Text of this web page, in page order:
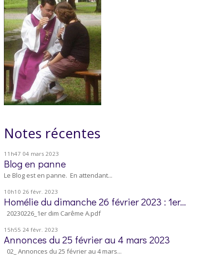
Notes récentes
11h47 04 mars 2023
Blog en panne
Le Blog est en panne. En attendant...
10h10 26 févr. 2023
Homélie du dimanche 26 février 2023 : 1er...
20230226_1er dim Carême A.pdf
15h55 24 févr. 2023
Annonces du 25 février au 4 mars 2023
02_ Annonces du 25 février au 4 mars...